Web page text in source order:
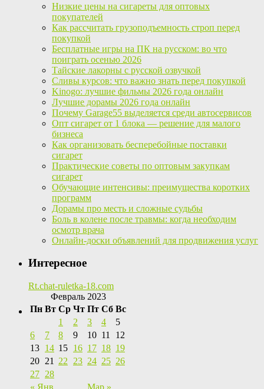
Низкие цены на сигареты для оптовых
покупателей
Как рассчитать грузоподъемность строп перед
покупкой
Бесплатные игры на ПК на русском: во что
поиграть осенью 2026
Тайские лакорны с русской озвучкой
Сливы курсов: что важно знать перед покупкой
Kinogo: лучшие фильмы 2026 года онлайн
Лучшие дорамы 2026 года онлайн
Почему Garage55 выделяется среди автосервисов
Опт сигарет от 1 блока — решение для малого
бизнеса
Как организовать бесперебойные поставки
сигарет
Практические советы по оптовым закупкам
сигарет
Обучающие интенсивы: преимущества коротких
программ
Дорамы про месть и сложные судьбы
Боль в колене после травмы: когда необходим
осмотр врача
Онлайн-доски объявлений для продвижения услуг
Интересное
Rt.chat-ruletka-18.com
Февраль 2023
Пн Вт Ср Чт Пт Сб Вс
1 2 3 4
5
6
7 8 9 10 11
12
13 14 15 16 17 18 19
20 21 22 23 24 25 26
27 28